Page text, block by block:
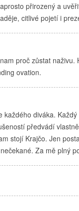
přirozený a
citlivé pojetí i
proč zůstat
ovation.
každého diváka.
předvádí
stojí Krajčo. Jen
Za mě plný